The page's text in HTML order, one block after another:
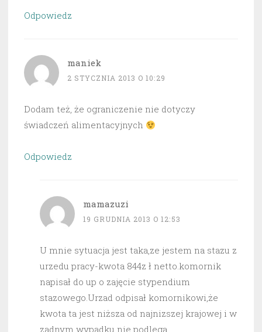
Odpowiedz
maniek
2 STYCZNIA 2013 O 10:29
Dodam też, że ograniczenie nie dotyczy
świadczeń alimentacyjnych
Odpowiedz
mamazuzi
19 GRUDNIA 2013 O 12:53
U mnie sytuacja jest taka,ze jestem na stazu z
urzedu pracy-kwota 844z ł netto.komornik
napisał do up o zajęcie stypendium
stazowego.Urzad odpisał komornikowi,że
kwota ta jest niższa od najnizszej krajowej i w
zadnym wypadku nie podlega